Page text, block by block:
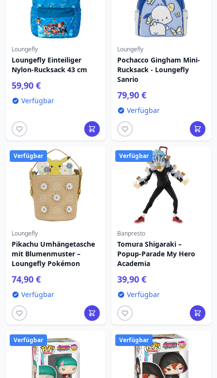
Loungefly
Loungefly Einteiliger
Nylon-Rucksack 43 cm
59,90 €
Verfügbar
Loungefly
Pochacco Gingham Mini-
Rucksack - Loungefly
Sanrio
79,90 €
Verfügbar
Verfügbar
Loungefly
Pikachu Umhängetasche
mit Blumenmuster –
Loungefly Pokémon
74,90 €
Verfügbar
Verfügbar
Banpresto
Tomura Shigaraki –
Popup-Parade My Hero
Academia
39,90 €
Verfügbar
Verfügbar Verfügbar